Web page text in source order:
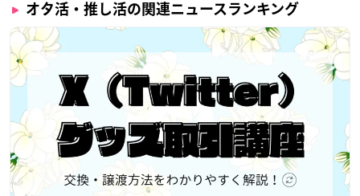
オタ活・推し活の関連ニュースランキング